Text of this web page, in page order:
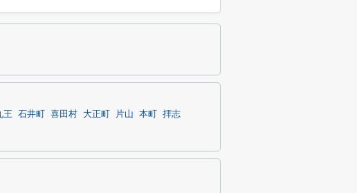
王 石井町 喜田村 大正町 片山 本町
拝志